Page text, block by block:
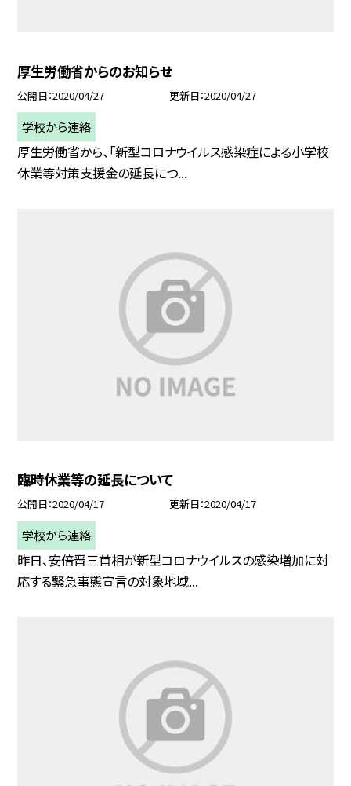
厚生労働省からのお知らせ
公開日 2020/04/27 更新日 2020/04/27
学校から連絡
厚生労働省から、「新型コロナウイルス感染症による小学校
休業等対策支援金の延長につ...
臨時休業等の延長について
公開日 2020/04/17 更新日 2020/04/17
学校から連絡
昨日、安倍晋三首相が新型コロナウイルスの感染増加に対
応する緊急事態宣言の対象地域...